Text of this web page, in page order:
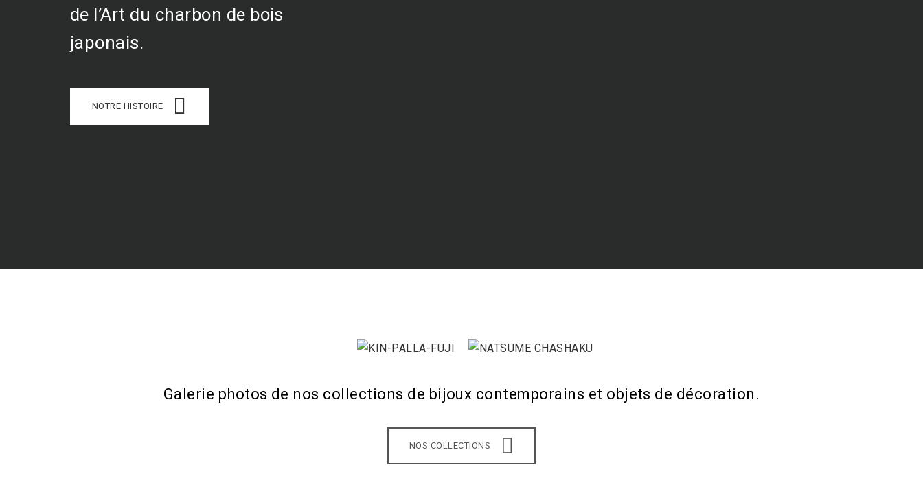
de l’Art du charbon de bois
japonais.
NOTRE HISTOIRE
Galerie photos de nos collections de bijoux contemporains et objets de décoration.
NOS COLLECTIONS